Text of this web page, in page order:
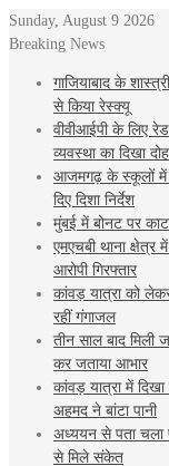
Sunday, August 9 2026
Breaking News
गाजियाबाद के
से किया रेस्क्यू
वीवीआईपी के लिए
व्यवस्था का दिखा
आजमगढ़ के स्‍कूलों में
दि‍ए द‍िशा न‍िर्देश
मुंबई में बोनट पर
एमएचबी थाना क्षेत्र
आरोपी गिरफ्तार
कांवड़ यात्रा को
रहीं गंगाजल
तीन साल बाद मिली
कर जताया आभार
कांवड़ यात्रा में दिखा
अहमद ने बांटा पानी
अध्ययन से पता चला
से मिले संकेत